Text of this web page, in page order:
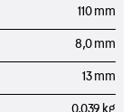
110 mm
8,0 mm
13 mm
0,039 kg